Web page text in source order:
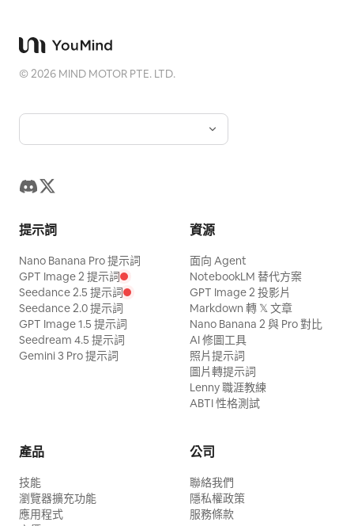
©2026 MIND MOTOR PTE. LTD.
提示詞
Nano Banana Pro 提示詞
GPT Image 2 提示詞
Seedance 2.5 提示詞
Seedance 2.0 提示詞
GPT Image 1.5 提示詞
Seedream 4.5 提示詞
Gemini 3 Pro 提示詞
資源
面向 Agent
NotebookLM 替代方案
GPT Image 2 投影片
Markdown 轉 𝕏 文章
Nano Banana 2 與 Pro 對比
AI 修圖工具
照片提示詞
圖片轉提示詞
Lenny 職涯教練
ABTI 性格測試
產品
技能
瀏覽器擴充功能
應用程式
公司
聯絡我們
隱私權政策
服務條款